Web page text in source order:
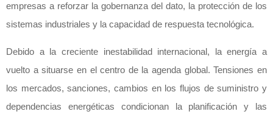
empresas a reforzar la gobernanza del dato, la protección de los
sistemas industriales y la capacidad de respuesta tecnológica.
Debido a la creciente inestabilidad internacional, la energía a
vuelto a situarse en el centro de la agenda global. Tensiones en
los mercados, sanciones, cambios en los flujos de suministro y
dependencias energéticas condicionan la planificación y las